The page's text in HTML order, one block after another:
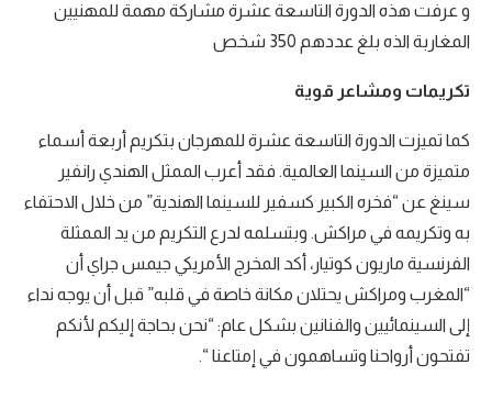
و عرفت هذه الدورة التاسعة عشرة مشاركة مهمة للمهنيين
المغاربة الذه بلغ عددهم 350 شخص
تكريمات ومشاعر قوية
كما تميزت الدورة التاسعة عشرة للمهرجان بتكريم أربعة أسماء
متميزة من السينما العالمية. فقد أعرب الممثل الهندي رانفير
سينغ عن “فخره الكبير كسفير للسينما الهندية” من خلال الاحتفاء
به وتكريمه في مراكش. وبتسلمه لدرع التكريم من يد الممثلة
الفرنسية ماريون كوتيار، أكد المخرج الأمريكي جيمس جراي أن
“المغرب ومراكش يحتلان مكانة خاصة في قلبه” قبل أن يوجه نداء
إلى السينمائيين والفنانين بشكل عام: “نحن بحاجة إليكم لأنكم
تفتحون أرواحنا وتساهمون في إمتاعنا “.